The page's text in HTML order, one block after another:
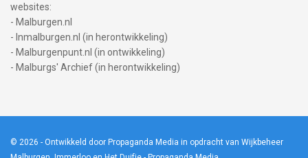
websites:
- Malburgen.nl
- Inmalburgen.nl (in herontwikkeling)
- Malburgenpunt.nl (in ontwikkeling)
- Malburgs' Archief (in herontwikkeling)
© 2026 - Ontwikkeld door Propaganda Media in opdracht van Wijkbeheer